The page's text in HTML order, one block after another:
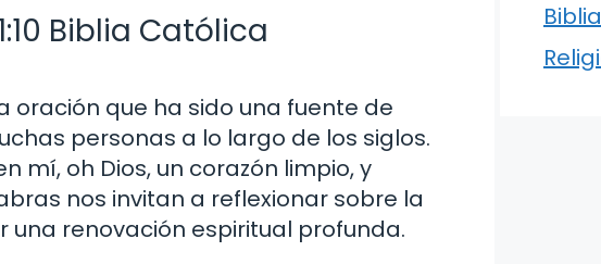
Biblia Católica
oración que ha sido una fuente de
personas a lo largo de los siglos.
mí, oh Dios, un corazón limpio, y
nos invitan a reflexionar sobre la
una renovación espiritual profunda.
Biblia